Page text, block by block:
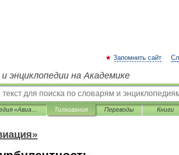
Запомнить сайт
энциклопедии на Академике
Энциклопедия «Авиация» Толкования Переводы Книги